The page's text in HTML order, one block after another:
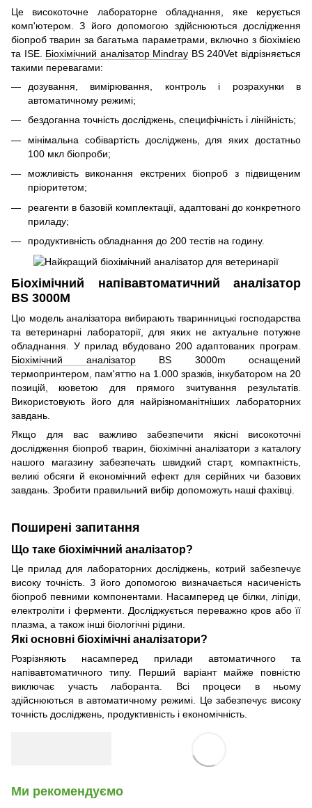
Це високоточне лабораторне обладнання, яке керується
комп'ютером. З його допомогою здійснюються дослідження
біопроб тварин за багатьма параметрами, включно з біохімією
та ISE. Біохімічний аналізатор Mindray BS 240Vet відрізняється
такими перевагами:
дозування, вимірювання, контроль і розрахунки в
автоматичному режимі;
бездоганна точність досліджень, специфічність і лінійність;
мінімальна собівартість досліджень, для яких достатньо
100 мкл біопроби;
можливість виконання екстрених біопроб з підвищеним
пріоритетом;
реагенти в базовій комплектації, адаптовані до конкретного
приладу;
продуктивність обладнання до 200 тестів на годину.
Біохімічний напівавтоматичний аналізатор
BS 3000M
Цю модель аналізатора вибирають тваринницькі господарства
та ветеринарні лабораторії, для яких не актуальне потужне
обладнання. У прилад вбудовано 200 адаптованих програм.
Біохімічний аналізаторBS 3000m оснащений
термопринтером, пам'яттю на 1.000 зразків, інкубатором на 20
позицій, кюветою для прямого зчитування результатів.
Використовують його для найрізноманітніших лабораторних
завдань.
Якщо для вас важливо забезпечити якісні високоточні
дослідження біопроб тварин, біохімічні аналізатори з каталогу
нашого магазину забезпечать швидкий старт, компактність,
великі обсяги й економічний ефект для серійних чи базових
завдань. Зробити правильний вибір допоможуть наші фахівці.
Поширені запитання
Що таке біохімічний аналізатор?
Це прилад для лабораторних досліджень, котрий забезпечує
високу точність. З його допомогою визначається насиченість
біопроб певними компонентами. Насамперед це білки, ліпіди,
електроліти і ферменти. Досліджується переважно кров або її
плазма, а також інші біологічні рідини.
Які основні біохімічні аналізатори?
Розрізняють насамперед прилади автоматичного та
напівавтоматичного типу. Перший варіант майже повністю
виключає участь лаборанта. Всі процеси в ньому
здійснюються в автоматичному режимі. Це забезпечує високу
точність досліджень, продуктивність і економічність.
Ми рекомендуємо